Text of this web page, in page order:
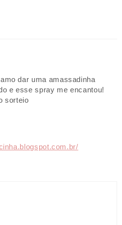
dar uma amassadinha
e esse spray me encantou!
sorteio